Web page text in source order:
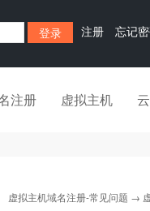
注册 忘记
注册 虚拟主机
虚拟主机域名注册-常见问题 →